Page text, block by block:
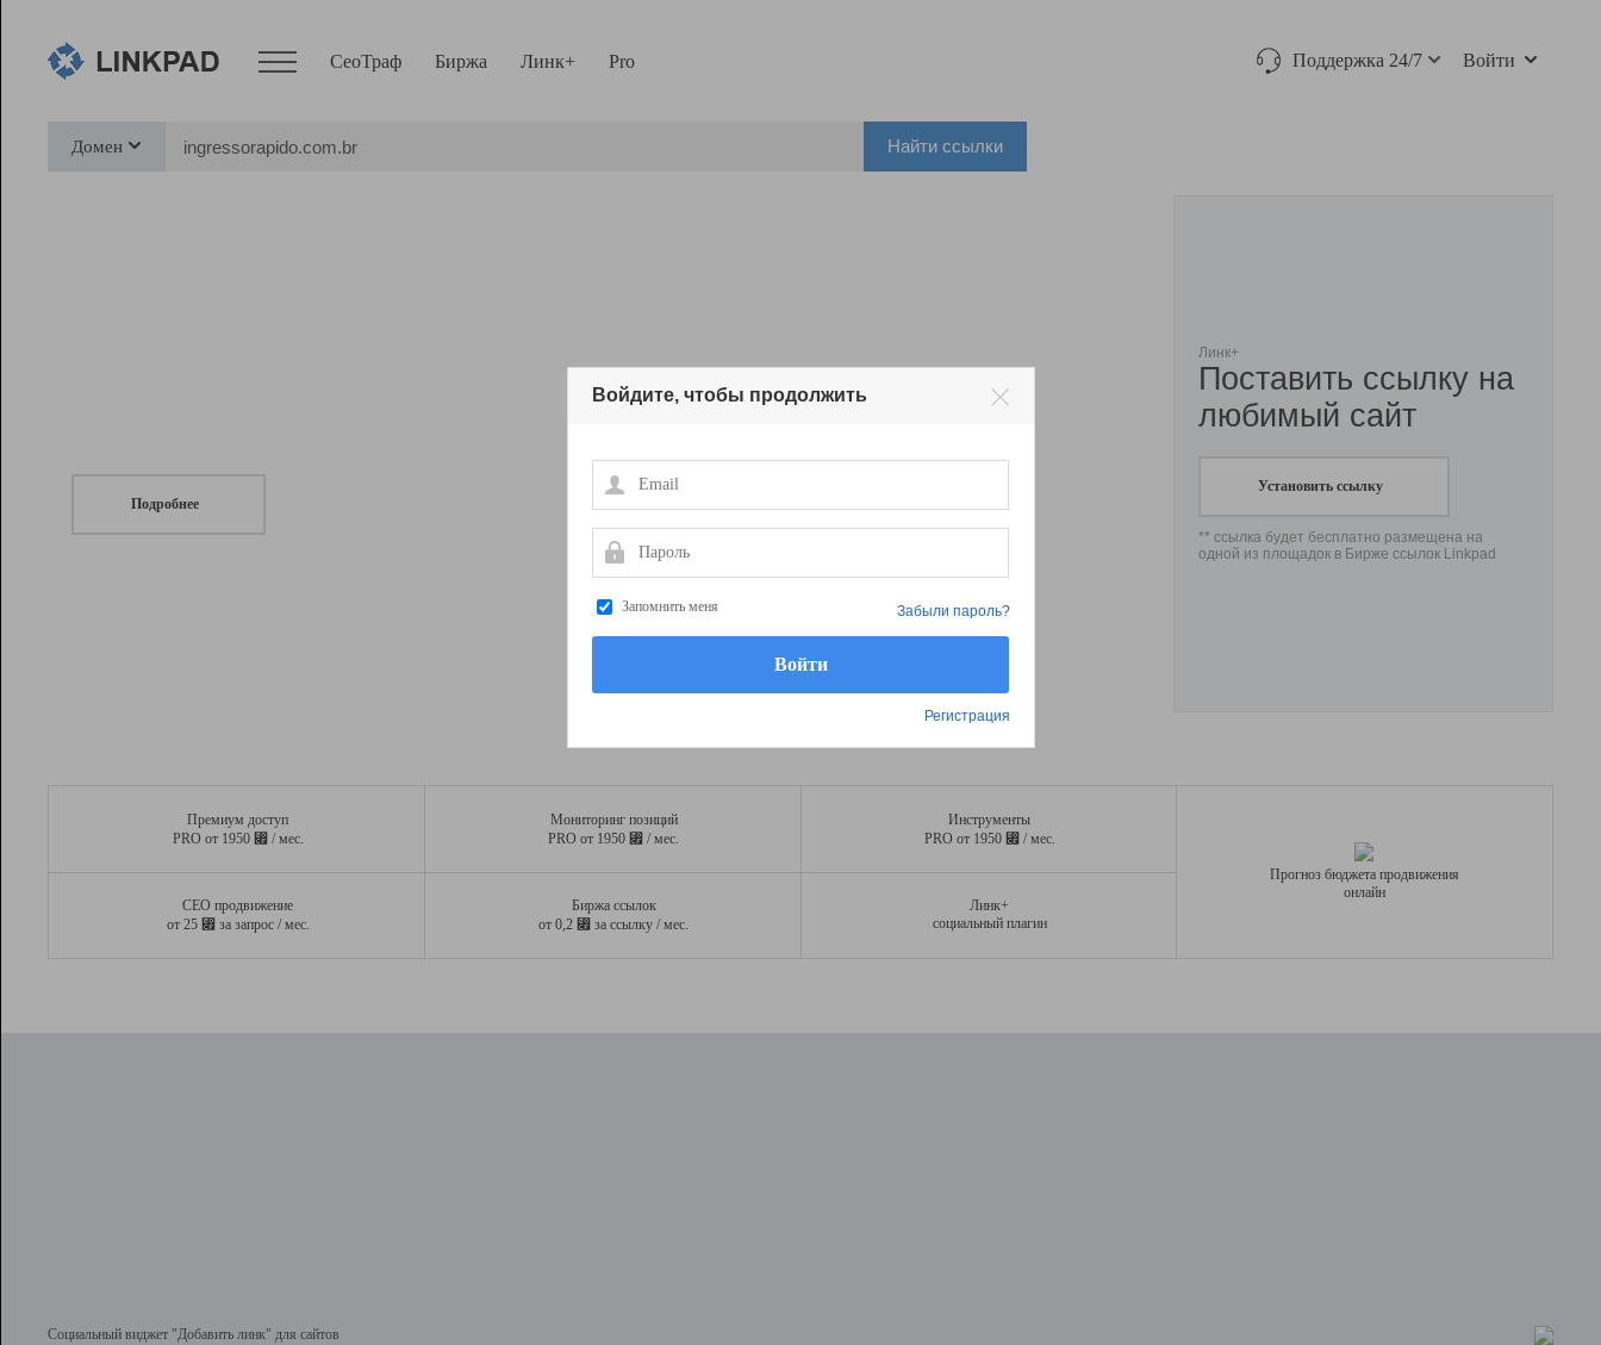
СеоТраф Биржа Линк+ Pro Поддержка 24/7 Войти
Домен Найти ссылки
Подробнее
Линк+
Поставить ссылку на
любимый сайт
Установить ссылку
** ссылка будет бесплатно размещена на
одной из площадок в Бирже ссылок Linkpad
Премиум доступ
PRO от 1950 ⃏ / мес.
Мониторинг позиций
PRO от 1950 ⃏ / мес.
Инструменты
PRO от 1950 ⃏ / мес.
СЕО продвижение
от 25 ⃏ за запрос / мес.
Биржа ссылок
от 0,2 ⃏ за ссылку / мес.
Линк+
социальный плагин
Прогноз бюджета продвижения
онлайн
Социальный виджет "Добавить линк" для сайтов
Войдите, чтобы продолжить
Email
Пароль
Запомнить меня
Регистрация
Забыли пароль?